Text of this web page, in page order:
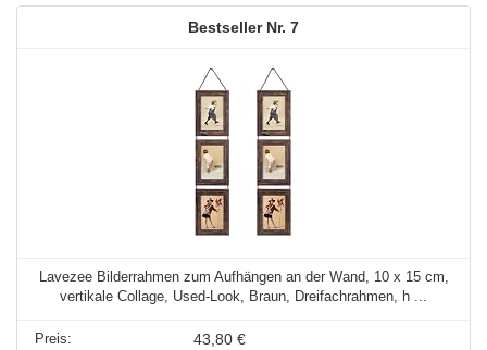
7
Lavezee Bilderrahmen zum Aufhängen an der Wand, 10 x 15 cm,
vertikale Collage, Used-Look, Braun, Dreifachrahmen, h ...
43,80 €